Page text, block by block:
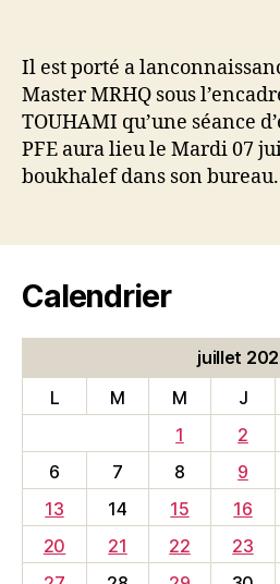
Il est porté a
Master MRHQ sous
TOUHAMI qu’une séance
PFE aura lieu le Mardi 07
boukhalef dans son bureau.
Calendrier
juillet
L
M M J
1
2
6
7 8 9
13
14 15 16
20
21 22 23